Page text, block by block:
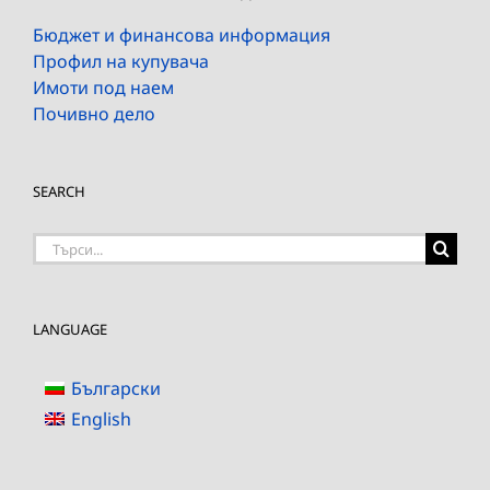
Бюджет и финансова информация
Профил на купувача
Имоти под наем
Почивно дело
SEARCH
Търсене
LANGUAGE
Български
English